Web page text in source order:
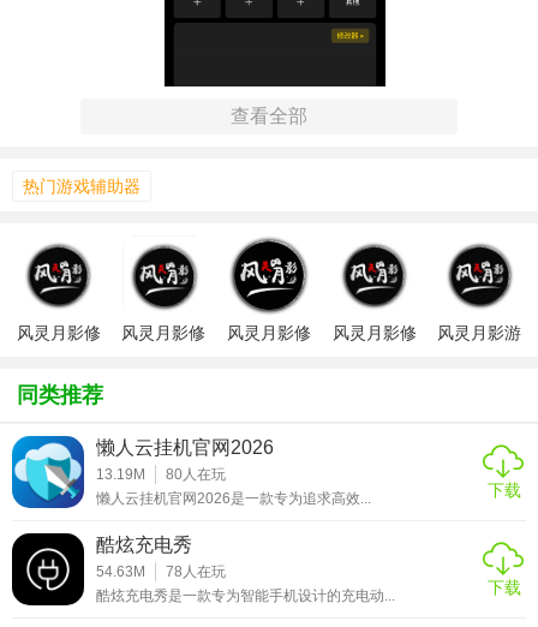
1. 一键修改：用户只需选择所需功能并启动修改器，即可实
现一键修改，无需复杂设置。
2. 多存档支持：支持同一游戏的多个存档修改，满足不同玩
3. 实时更新：软件团队会定期更新修改器，以支持新发布的
游戏和修复已知问题。
查看全部
热门游戏辅助器
风灵月影修
本
风灵月影修
风灵月影修
风灵月影修
风灵月影游
同类推荐
懒人云挂机官网2026
13.19M 80人在玩
懒人云挂机官网2026是一款专为追求高效...
下载
酷炫充电秀
54.63M 78 人在玩
酷炫充电秀是一款专为智能手机设计的充电动...
下载